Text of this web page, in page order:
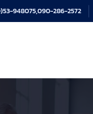
948075,090-286-2572